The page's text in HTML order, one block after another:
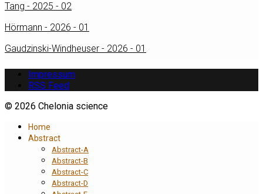
Tang - 2025 - 02
Hörmann - 2026 - 01
Gaudzinski-Windheuser - 2026 - 01
Impressum
RSS Feed
© 2026 Chelonia science
Home
Abstract
Abstract-A
Abstract-B
Abstract-C
Abstract-D